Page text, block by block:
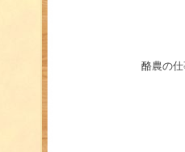
酪農の